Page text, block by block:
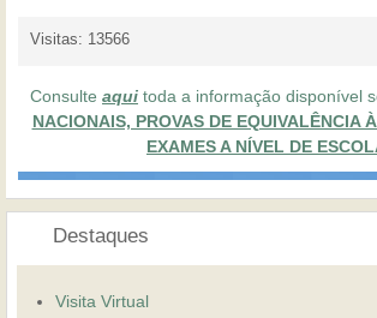
Visitas: 13566
Consulte aqui toda a informação disponível
NACIONAIS, PROVAS DE EQUIVALÊNCIA
EXAMES A NÍVEL DE
Destaques
Visita Virtual